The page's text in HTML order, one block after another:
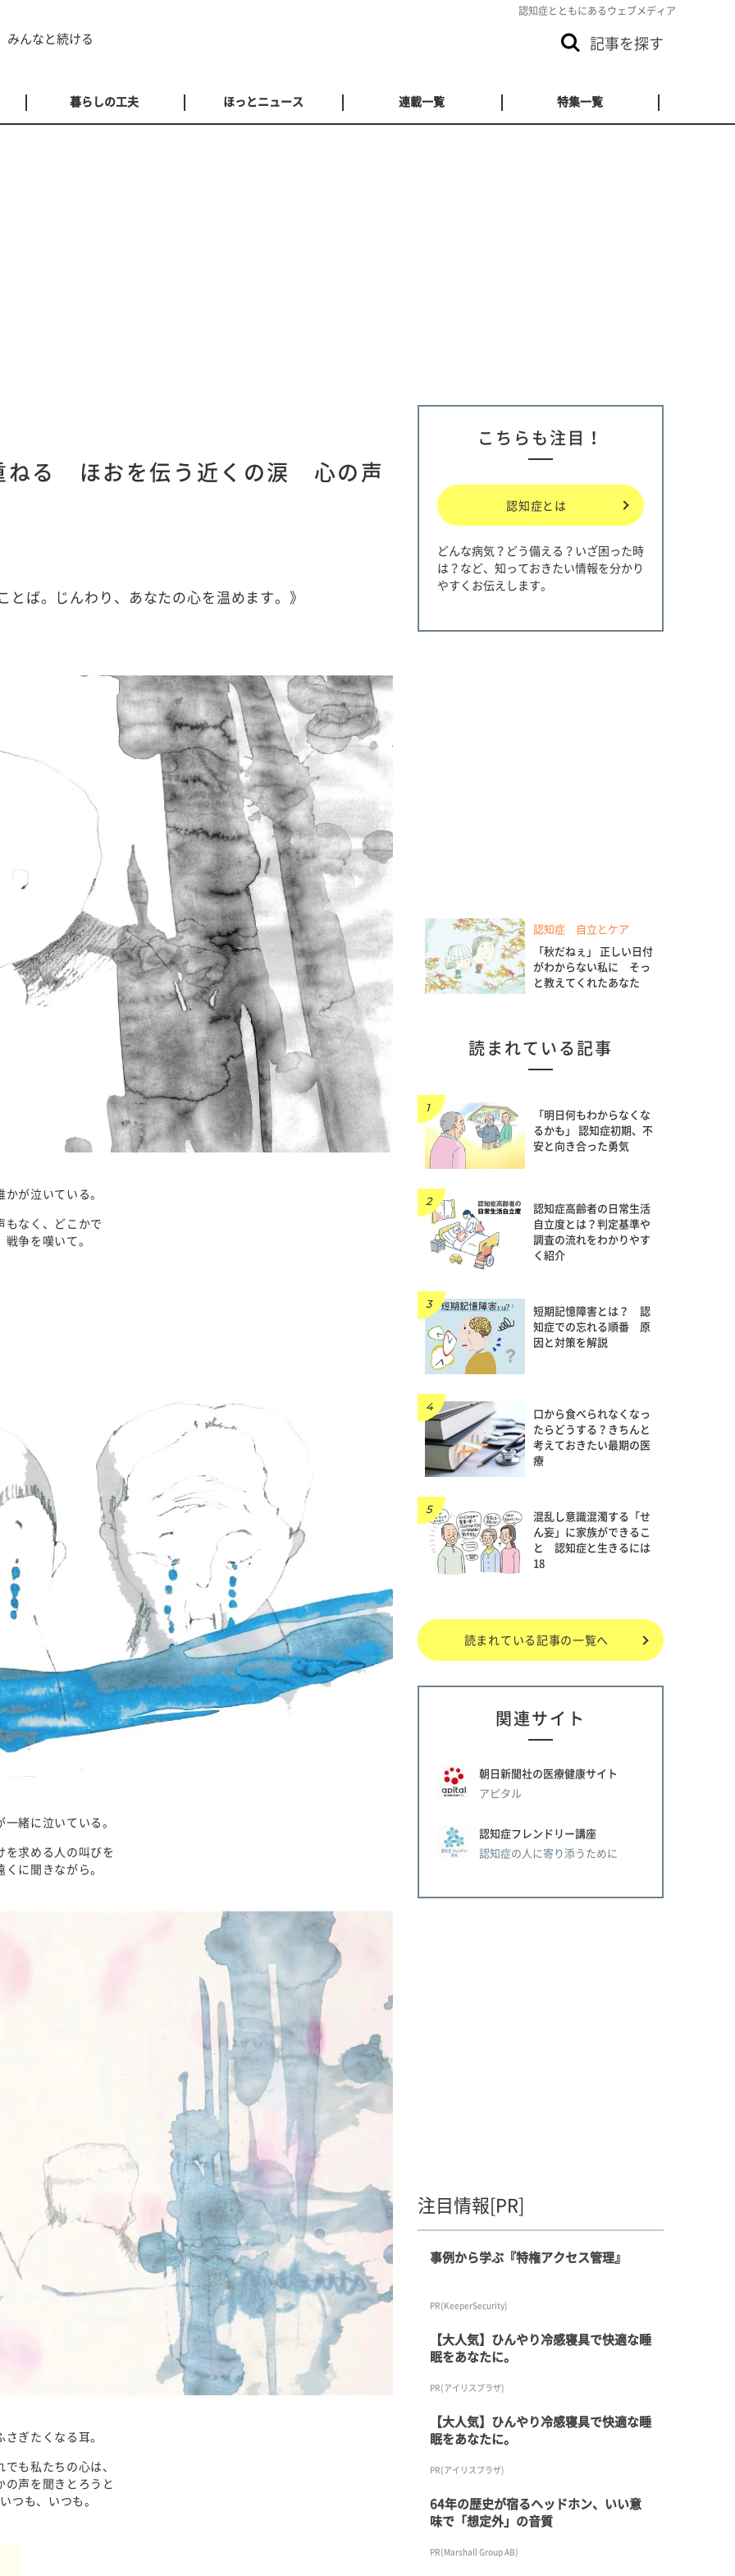
認知症とともにあるウェブメディア
んなと続ける 記事を探す
暮らしの工夫 ほっとニュース 連載一覧 特集一覧
ねる ほおを伝う近くの涙 心の声
ば。じんわり、あなたの心を温めます。》
かが泣いている。
もなく、どこかで
戦争を嘆いて。
一緒に泣いている。
を求める人の叫びを
くに聞きながら。
さぎたくなる耳。
でも私たちの心は、
の声を聞きとろうと
いつも、いつも。
こちらも注目！
認知症とは
どんな病気？どう備える？いざ困った時
は？など、知っておきたい情報を分かり
やすくお伝えします。
認知症 自立とケア
「秋だねぇ」 正しい日付
がわからない私に そっ
と教えてくれたあなた
読まれている記事
「明日何もわからなくな
るかも」 認知症初期、不
安と向き合った勇気
認知症高齢者の日常生活
自立度とは？判定基準や
調査の流れをわかりやす
く紹介
短期記憶障害とは？ 認
知症での忘れる順番 原
因と対策を解説
口から食べられなくなっ
たらどうする？きちんと
考えておきたい最期の医
療
混乱し意識混濁する「せ
ん妄」に家族ができるこ
と 認知症と生きるには
18
読まれている記事の一覧へ
関連サイト
朝日新聞社の医療健康サイト
アピタル
認知症フレンドリー講座
認知症の人に寄り添うために
注目情報[PR]
事例から学ぶ『特権アクセス管理』
PR(KeeperSecurity)
【大人気】ひんやり冷感寝具で快適な睡
眠をあなたに。
PR(アイリスプラザ)
【大人気】ひんやり冷感寝具で快適な睡
眠をあなたに。
PR(アイリスプラザ)
64年の歴史が宿るヘッドホン、いい意
味で「想定外」の音質
PR(Marshall Group AB)